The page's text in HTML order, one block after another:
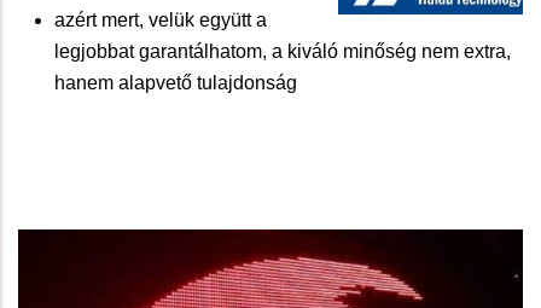
azért mert, velük együtt a
legjobbat garantálhatom, a kiváló minőség nem extra,
hanem alapvető tulajdonság